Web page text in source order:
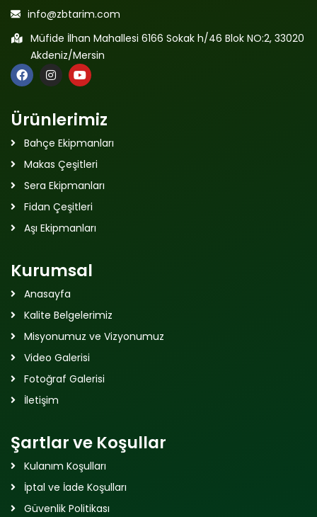
info@zbtarim.com
Müfide İlhan Mahallesi 6166 Sokak h/46 Blok NO:2, 33020
Akdeniz/Mersin
Ürünlerimiz
Bahçe Ekipmanları
Makas Çeşitleri
Sera Ekipmanları
Fidan Çeşitleri
Aşı Ekipmanları
Kurumsal
Anasayfa
Kalite Belgelerimiz
Misyonumuz ve Vizyonumuz
Video Galerisi
Fotoğraf Galerisi
İletişim
Şartlar ve Koşullar
Kulanım Koşulları
İptal ve İade Koşulları
Güvenlik Politikası